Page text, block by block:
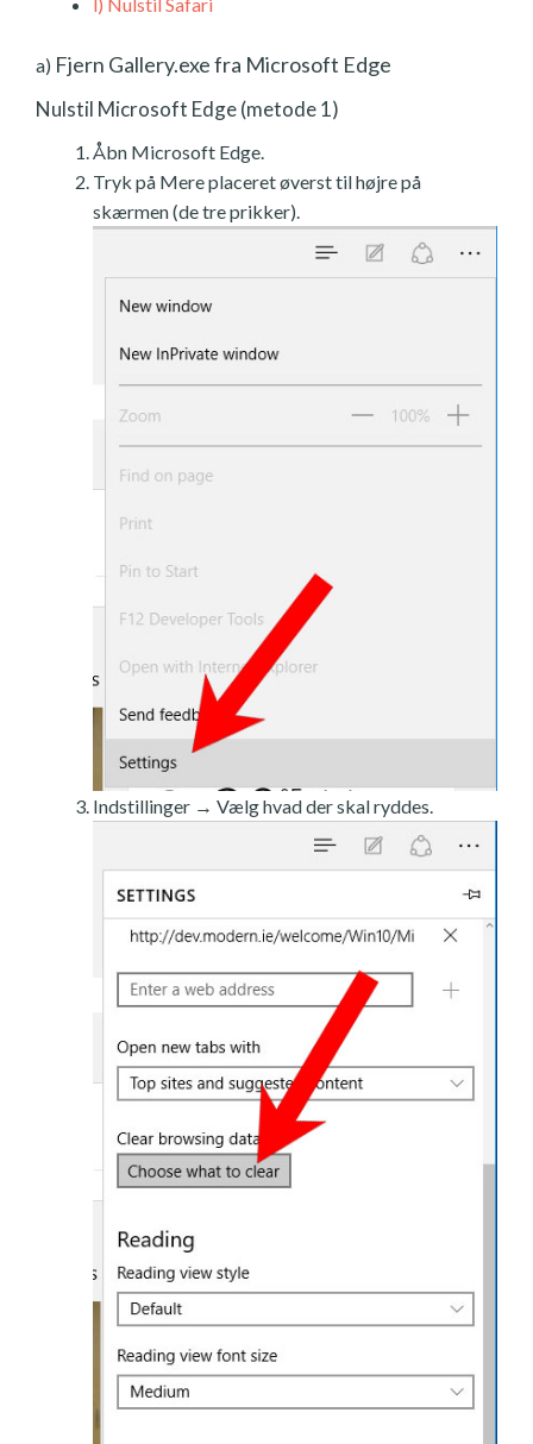
a) Fjern Gallery.exe fra Microsoft Edge
Nulstil Microsoft Edge (metode 1)
Åbn Microsoft Edge.
Tryk på Mere placeret øverst til højre på
skærmen (de tre prikker).
Indstillinger → Vælg hvad der skal ryddes.